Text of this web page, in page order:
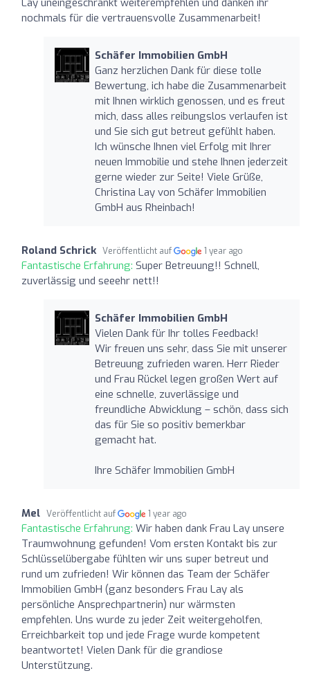
nochmals für die vertrauensvolle Zusammenarbeit!
Schäfer Immobilien GmbH
Ganz herzlichen Dank für diese tolle
Bewertung, ich habe die Zusammenarbeit
mit Ihnen wirklich genossen, und es freut
mich, dass alles reibungslos verlaufen ist
und Sie sich gut betreut gefühlt haben.
Ich wünsche Ihnen viel Erfolg mit Ihrer
neuen Immobilie und stehe Ihnen jederzeit
gerne wieder zur Seite! Viele Grüße,
Christina Lay von Schäfer Immobilien
GmbH aus Rheinbach!
Roland Schrick Veröffentlicht auf 1 year ago
Fantastische Erfahrung: Super Betreuung!! Schnell,
zuverlässig und seeehr nett!!
Schäfer Immobilien GmbH
Vielen Dank für Ihr tolles Feedback!
Wir freuen uns sehr, dass Sie mit unserer
Betreuung zufrieden waren. Herr Rieder
und Frau Rückel legen großen Wert auf
eine schnelle, zuverlässige und
freundliche Abwicklung – schön, dass sich
das für Sie so positiv bemerkbar
gemacht hat.
Ihre Schäfer Immobilien GmbH
Mel Veröffentlicht auf 1 year ago
Fantastische Erfahrung: Wir haben dank Frau Lay unsere
Traumwohnung gefunden! Vom ersten Kontakt bis zur
Schlüsselübergabe fühlten wir uns super betreut und
rund um zufrieden! Wir können das Team der Schäfer
Immobilien GmbH (ganz besonders Frau Lay als
persönliche Ansprechpartnerin) nur wärmsten
empfehlen. Uns wurde zu jeder Zeit weitergeholfen,
Erreichbarkeit top und jede Frage wurde kompetent
beantwortet! Vielen Dank für die grandiose
Unterstützung.